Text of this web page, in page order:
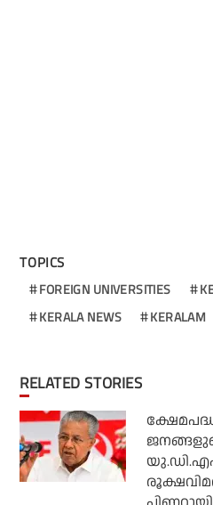
TOPICS
FOREIGN UNIVERSITIES
KERALA NEWS
KERALAM
RELATED STORIES